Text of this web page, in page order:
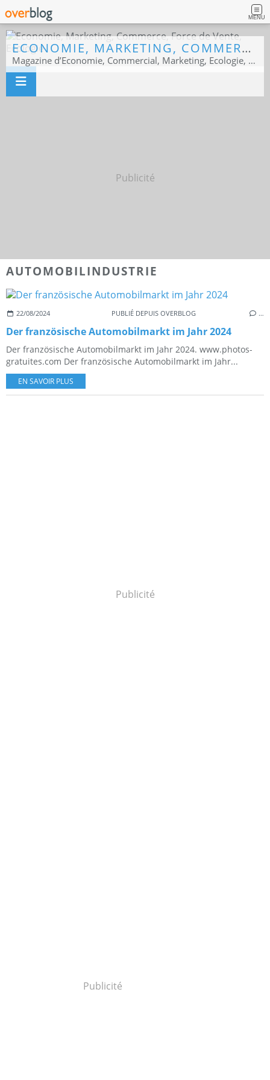
MENU
ECONOMIE, MARKETING, COMMERCE, FORCE DE VENTE, ECOLOGIE
Magazine d’Economie, Commercial, Marketing, Ecologie, Sport business
Publicité
AUTOMOBILINDUSTRIE
22/08/2024 PUBLIÉ DEPUIS OVERBLOG …
Der französische Automobilmarkt im Jahr 2024
Der französische Automobilmarkt im Jahr 2024. www.photos-
gratuites.com Der französische Automobilmarkt im Jahr...
EN SAVOIR PLUS
Publicité
Publicité